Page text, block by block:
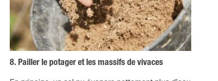
8. Pailler le potager et les massifs de vivaces